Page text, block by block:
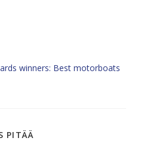
winners: Best motorboats
PITÄÄ